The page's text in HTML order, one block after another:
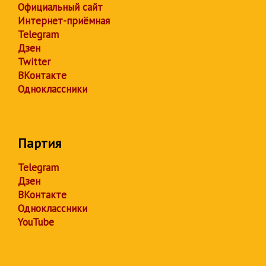
Официальный сайт
Интернет-приёмная
Telegram
Дзен
Twitter
ВКонтакте
Одноклассники
Партия
Telegram
Дзен
ВКонтакте
Одноклассники
YouTube